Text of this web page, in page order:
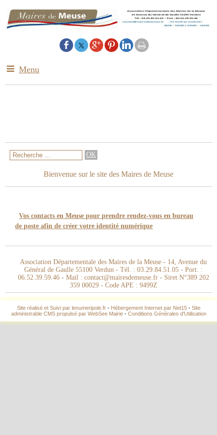
Menu
Bienvenue sur le site des Maires de Meuse
Vos contacts en Meuse pour prendre rendez-vous en bureau
de poste afin de créer votre identité numérique
Association Départementale des Maires de la Meuse - 14, Avenue du
Général de Gaulle 55100 Verdun - Tél. : 03.29.84.51.05 - Port. :
06.52.39.59.46 - Mail : contact@mairesdemeuse.fr - Siret N°389 202
359 00029 - Code APE : 9499Z
Site réalisé et Suivi par lenumeripole.fr- Hébergement Internet par Net15- Site
administrable CMS propulsé par WebSee Mairie- Conditions Générales d'Utilisation